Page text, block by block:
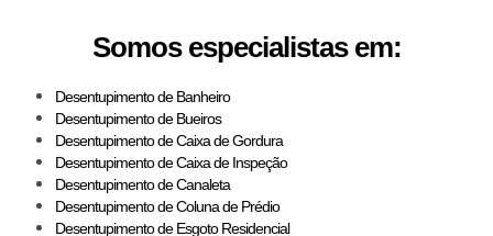
Somos especialistas em:
Desentupimento de Banheiro
Desentupimento de Bueiros
Desentupimento de Caixa de Gordura
Desentupimento de Caixa de Inspeção
Desentupimento de Canaleta
Desentupimento de Coluna de Prédio
Desentupimento de Esgoto Residencial